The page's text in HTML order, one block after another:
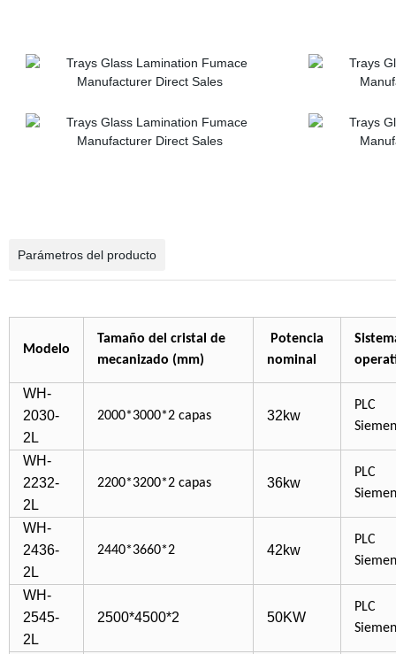
Parámetros del producto
Modelo
Tamaño del cristal de
mecanizado (mm)
Potencia
nominal
WH-
2030-
2L
2000*3000*2 capas 32kw
PLC
WH-
2232-
2L
2200*3200*2 capas 36kw
PLC
WH-
2436-
2L
2440*3660*2 42kw
PLC
WH-
2545-
2L
2500*4500*2 50KW
PLC